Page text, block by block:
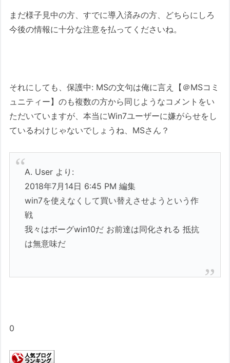
まだ様子見中の方、すでに導入済みの方、どちらにしろ
今後の情報に十分な注意を払ってくださいね。
それにしても、保護中: MSの文句は俺に言え【＠MSコミ
ュニティー】のも複数の方から同じようなコメントをい
ただいていますが、本当にWin7ユーザーに嫌がらせをし
ているわけじゃないでしょうね、MSさん？
A. User より:
2018年7月14日 6:45 PM 編集
win7を使えなくして買い替えさせようという作
戦
我々はボーグwin10だ お前達は同化される 抵抗
は無意味だ
0